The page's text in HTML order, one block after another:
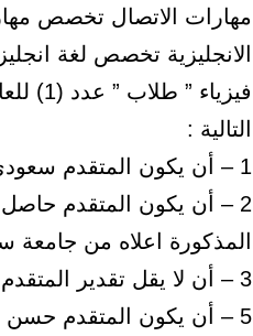
التالية :
1 – أن يكون المتقدم سعودي الجنسية .
2 – أن يكون المتقدم
المذكورة اعلاه من
3 – أن لا يقل تقدير المتقدم في البكالوريوس عن جيد جدا.
5 – أن يكون المتقدم حسن السيرة والسلوك .